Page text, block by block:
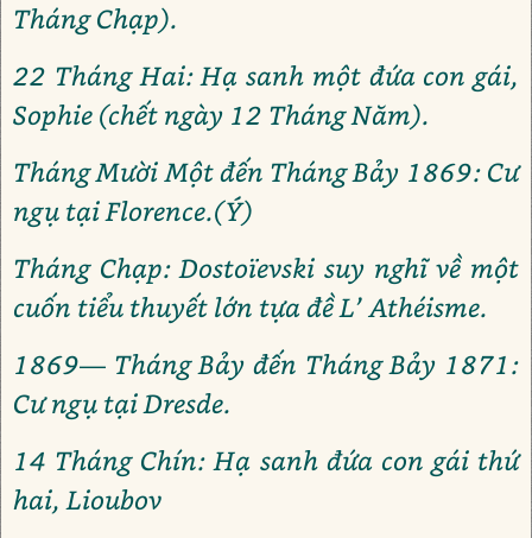
Tháng Chạp).
22 Tháng Hai: Hạ sanh một đứa con gái,
Sophie (chết ngày 12 Tháng Năm).
Tháng Mười Một đến Tháng Bảy 1869: Cư
ngụ tại Florence.(Ý)
Tháng Chạp: Dostoïevski suy nghĩ về một
cuốn tiểu thuyết lớn tựa đề L’ Athéisme.
1869— Tháng Bảy đến Tháng Bảy 1871:
Cư ngụ tại Dresde.
14 Tháng Chín: Hạ sanh đứa con gái thứ
hai, Lioubov